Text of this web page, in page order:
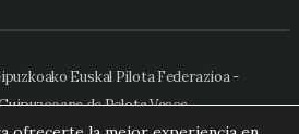
Euskal Pilota Federazioa -
de Pelota Vasca